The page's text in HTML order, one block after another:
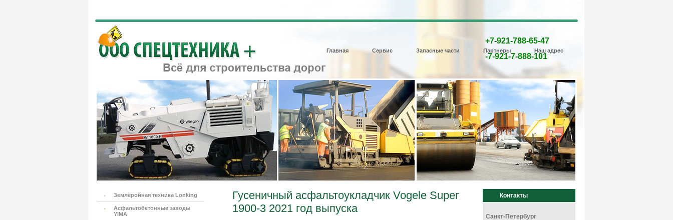
+7-921-788-65-47
-7-921-7-888-101
Главная Сервис Запасные части Партнеры Наш адрес
Землеройная техника Lonking
Асфальтобетонные заводы
YIMA
Гусеничный асфальтоукладчик Vogele Super
1900-3 2021 год выпуска
Контакты
Санкт-Петербург